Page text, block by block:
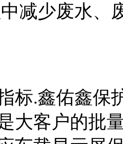
减少废水、
标.鑫佑鑫保
大客户的批